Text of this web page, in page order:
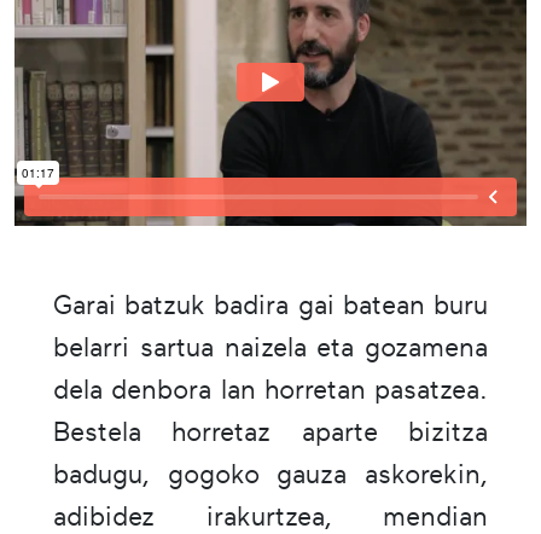
Garai batzuk badira gai batean buru
belarri sartua naizela eta gozamena
dela denbora lan horretan pasatzea.
Bestela horretaz aparte bizitza
badugu, gogoko gauza askorekin,
adibidez irakurtzea, mendian